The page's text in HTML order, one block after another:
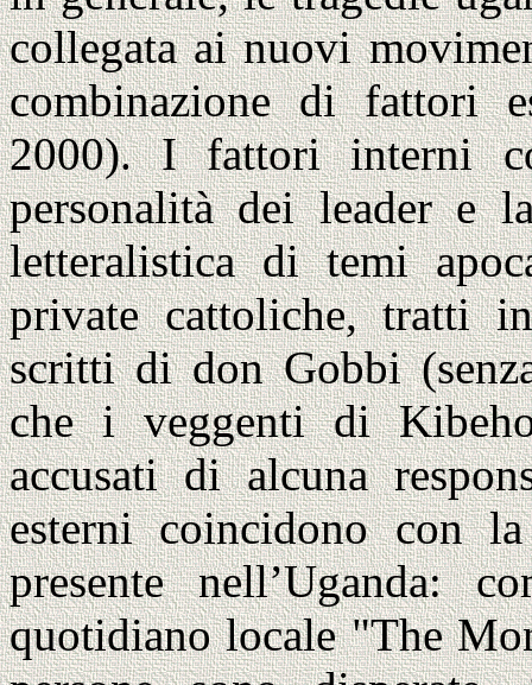
collegata ai nuovi
combinazione di fattori
2000). I fattori interni
personalità dei leader e
letteralistica di temi
private cattoliche, tratti
scritti di don Gobbi
che i veggenti di
accusati di alcuna
esterni coincidono con
presente nell’Uganda:
quotidiano locale "The